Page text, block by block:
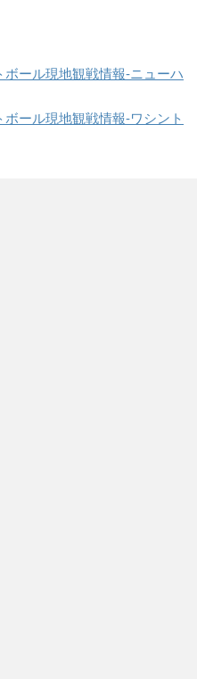
ール現地観戦情報-ニューハ
ール現地観戦情報-ワシント